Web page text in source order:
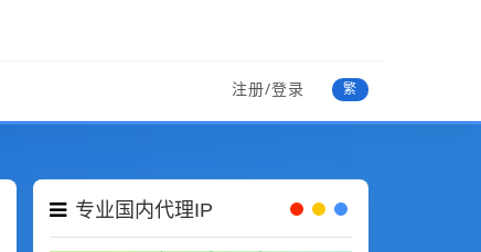
注册/登录 繁
专业国内代理IP